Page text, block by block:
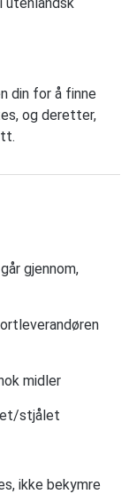
din for å finne
og deretter,
gjennom,
midler
stjålet
ikke bekymre